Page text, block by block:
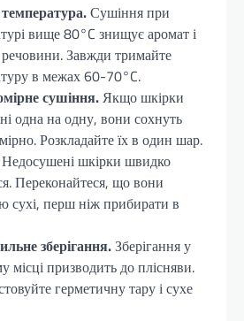
Сушіння при
вище 80°C знищує аромат і
речовини. Завжди тримайте
в межах 60-70°C.
сушіння.Якщо шкірки
одна на одну, вони сохнуть
Розкладайте їх в один шар.
Недосушені шкірки швидко
Переконайтеся, що вони
сухі, перш ніж прибирати в
зберігання.Зберігання у
місці призводить до плісняви.
герметичну тару і сухе